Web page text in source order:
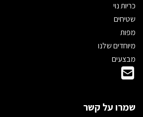
כריות נוי
שטיחים
מפות
מיוחדים שלנו
מבצעים
שמרו על קשר